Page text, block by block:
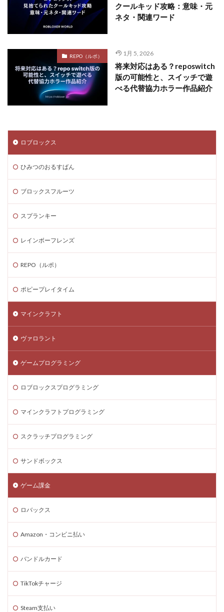
クールキッド攻略：意味・元
ネタ・関連ワード
REPO（ルポ） 1月 5, 2026
将来対応はある？reposwitch
版の可能性と、スイッチで遊
べる代替協力ホラー作品紹介
ロブロックス
ひみつのおるすばん
ブロックスフルーツ
スプランキー
レインボーフレンズ
REPO（ルポ）
ポピープレイタイム
マインクラフト
ヴァロラント
ゲームプログラミング
ロブロックスプログラミング
マインクラフトプログラミング
スクラッチプログラミング
サンドボックス
ゲーム課金
ロバックス
Amazon・コンビニ払い
バンドルカード
TikTokチャージ
Steam支払い